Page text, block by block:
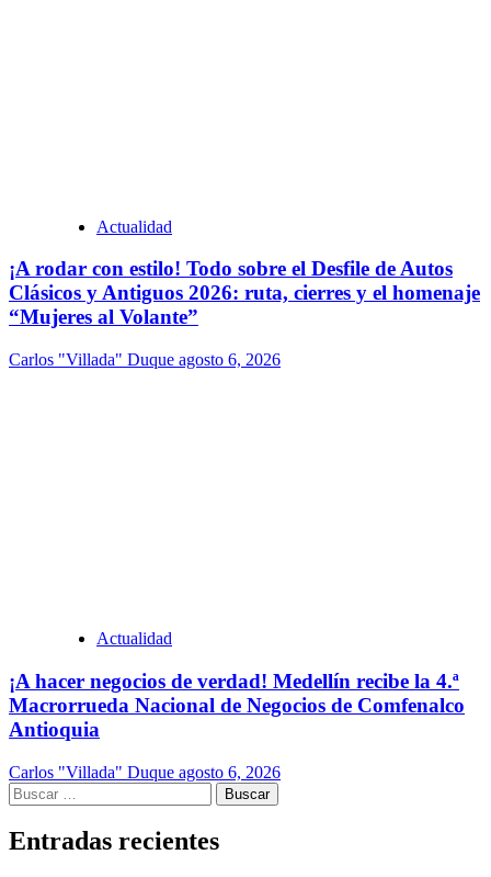
Actualidad
¡A rodar con estilo! Todo sobre el Desfile de Autos
Clásicos y Antiguos 2026: ruta, cierres y el homenaje
“Mujeres al Volante”
Carlos "Villada" Duque agosto 6, 2026
Actualidad
¡A hacer negocios de verdad! Medellín recibe la 4.ª
Macrorrueda Nacional de Negocios de Comfenalco
Antioquia
Carlos "Villada" Duque agosto 6, 2026
Buscar:
Entradas recientes